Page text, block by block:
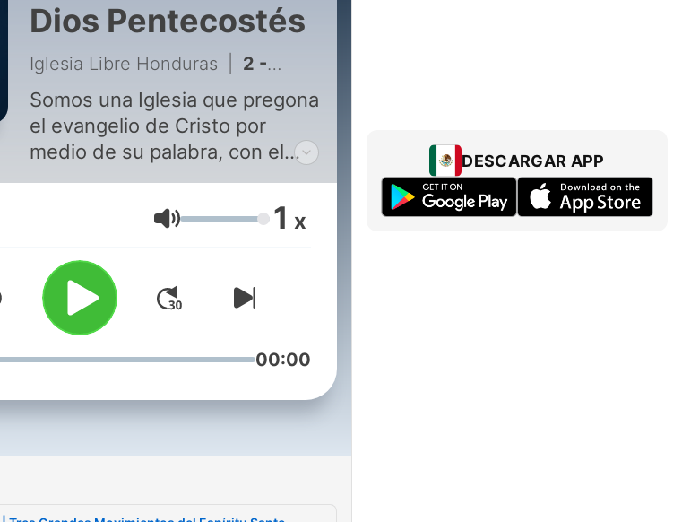
Dios Pentecostés
Iglesia Libre Honduras 2 - Pastor Rigoberto Castro | Tres Grandes Movimientos del Espíritu Santo
Somos una Iglesia que pregona
el evangelio de Cristo por
medio de su palabra, con el
propósito de salvar al perdido
y educar, enseñar, alentar al
Volumen 1 x
00:00
DESCARGAR APP